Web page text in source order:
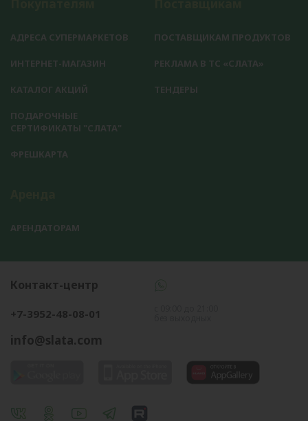
АДРЕСА СУПЕРМАРКЕТОВ
ИНТЕРНЕТ-МАГАЗИН
КАТАЛОГ АКЦИЙ
ПОДАРОЧНЫЕ
СЕРТИФИКАТЫ "СЛАТА"
ФРЕШКАРТА
ПОСТАВЩИКАМ ПРОДУКТОВ
РЕКЛАМА В ТС «СЛАТА»
ТЕНДЕРЫ
АРЕНДАТОРАМ
Контакт-центр
+7-3952-48-08-01
info@slata.com